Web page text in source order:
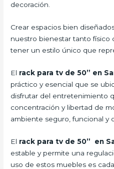
decoración.
Crear espacios bien
nuestro bienestar tanto físico
tener un estilo único que
El rack para tv de 50” en
práctico y esencial que se
disfrutar del entretenimiento
concentración y libertad de
ambiente seguro, funcional y
El rack para tv de 50” en
estable y permite una
uso de estos muebles es